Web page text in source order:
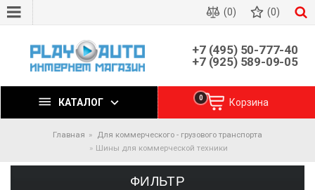
(0) (0)
+7 (495) 50-777-40
+7 (925) 589-09-05
КАТАЛОГ Корзина
0
Главная
Для коммерческого - грузового транспорта
Шины для коммерческой техники
ФИЛЬТР